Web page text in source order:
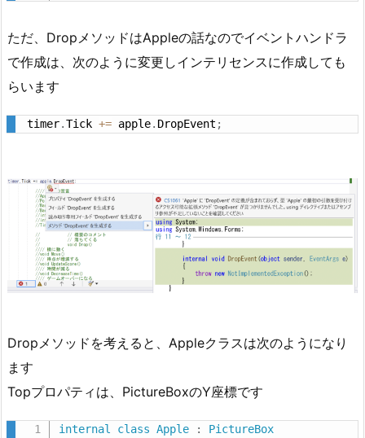
ただ、DropメソッドはAppleの話なのでイベントハンドラ
で作成は、次のように変更しインテリセンスに作成しても
らいます
timer.Tick += apple. DropEvent ;
Dropメソッドを考えると、Appleクラスは次のようになり
ます
Topプロパティは、PictureBoxのY座標です
internal class Apple :
PictureBox